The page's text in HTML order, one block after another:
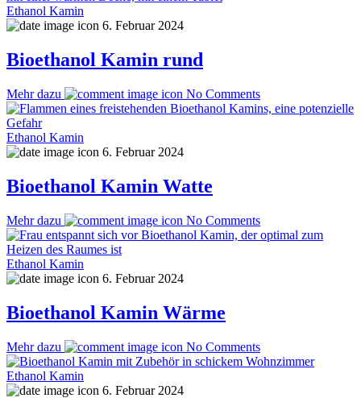
Ethanol Kamin
6. Februar 2024
Bioethanol Kamin rund
Mehr dazu No Comments
Ethanol Kamin
6. Februar 2024
Bioethanol Kamin Watte
Mehr dazu No Comments
Ethanol Kamin
6. Februar 2024
Bioethanol Kamin Wärme
Mehr dazu No Comments
Ethanol Kamin
6. Februar 2024